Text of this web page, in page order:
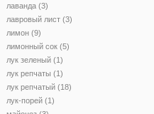
лаванда (3)
лавровый лист (3)
лимон (9)
лимонный сок (5)
лук зеленый (1)
лук репчаты (1)
лук репчатый (18)
лук-порей (1)